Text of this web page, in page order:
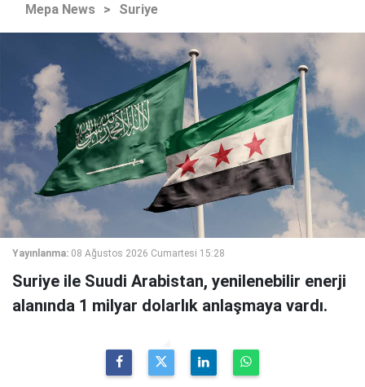
Mepa News > Suriye
Yayınlanma: 08 Ağustos 2026 Cumartesi 15:28
Suriye ile Suudi Arabistan, yenilenebilir enerji
alanında 1 milyar dolarlık anlaşmaya vardı.